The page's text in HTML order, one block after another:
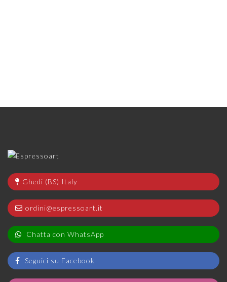
Ghedi (BS) Italy
ordini@espressoart.it
Chatta con WhatsApp
Seguici su Facebook